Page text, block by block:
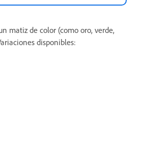
matiz de color (como oro, verde,
disponibles: